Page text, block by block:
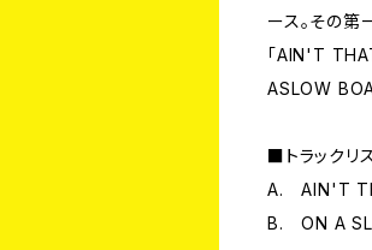
ース。その
「AIN'T
ASLOW
■トラックリス
A. AIN'T
B. ON A